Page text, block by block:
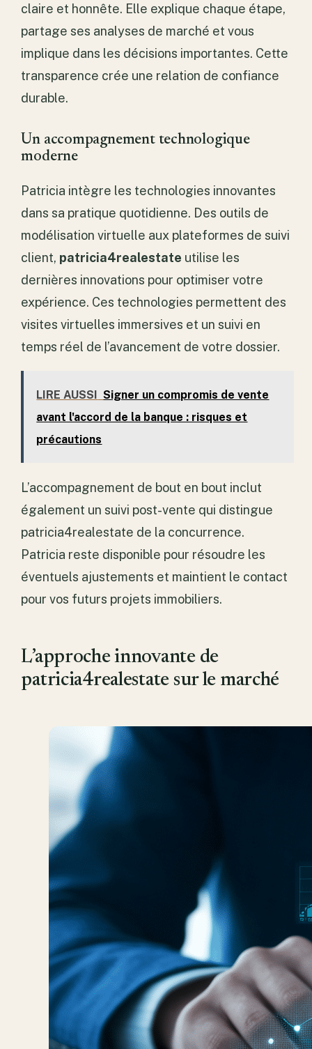
claire et honnête. Elle explique chaque étape,
partage ses analyses de marché et vous
implique dans les décisions importantes. Cette
transparence crée une relation de confiance
durable.
Un accompagnement technologique
moderne
Patricia intègre les technologies innovantes
dans sa pratique quotidienne. Des outils de
modélisation virtuelle aux plateformes de suivi
client, patricia4realestate utilise les
dernières innovations pour optimiser votre
expérience. Ces technologies permettent des
visites virtuelles immersives et un suivi en
temps réel de l’avancement de votre dossier.
LIRE AUSSI Signer un compromis de vente
avant l'accord de la banque : risques et
précautions
L’accompagnement de bout en bout inclut
également un suivi post-vente qui distingue
patricia4realestate de la concurrence.
Patricia reste disponible pour résoudre les
éventuels ajustements et maintient le contact
pour vos futurs projets immobiliers.
L’approche innovante de
patricia4realestate sur le marché